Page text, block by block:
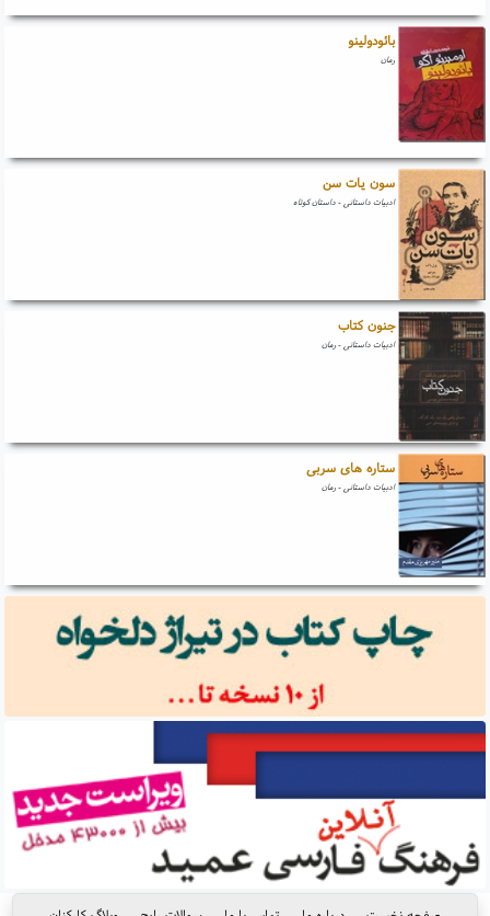
بائودولینو
رمان
سون یات سن
ادبیات داستانی - داستان کوتاه
جنون کتاب
ادبیات داستانی - رمان
ستاره های سربی
ادبیات داستانی - رمان